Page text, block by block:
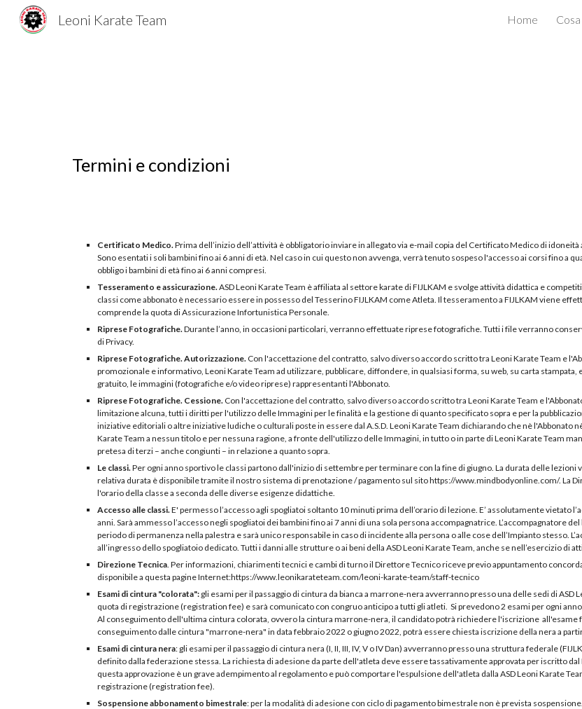
Skip
Leoni Karate Team Home
Termini e condizioni
Certificato Medico.Prima dell’inizio dell’attività è obbligatorio inviare in allegato via e-mail copia del Certificato Medico di
Sono esentati i soli bambini fino ai 6 anni di età. Nel caso in cui questo non avvenga, verrà tenuto sospeso l'accesso ai corsi fino a
obbligo i bambini di età fino ai 6 anni compresi.
Tesseramento e assicurazione.ASD Leoni Karate Team è affiliata al settore karate di FIJLKAM e svolge attività didattica e
classi come abbonato è necessario essere in possesso del Tesserino FIJLKAM come Atleta. Il tesseramento a FIJLKAM viene
comprende la quota di Assicurazione Infortunistica Personale.
Riprese Fotografiche.Durante l’anno, in occasioni particolari, verranno effettuate riprese fotografiche. Tutti i file verranno
di Privacy.
Riprese Fotografiche. Autorizzazione. Con l'accettazione del contratto, salvo diverso accordo scritto tra Leoni Karate Team e
promozionale e informativo, Leoni Karate Team ad utilizzare, pubblicare, diffondere, in qualsiasi forma, su web, su carta
gratuito, le immagini (fotografiche e/o video riprese) rappresentanti l'Abbonato.
Riprese Fotografiche. Cessione.Con l'accettazione del contratto, salvo diverso accordo scritto tra Leoni Karate Team e
limitazione alcuna, tutti i diritti per l'utilizzo delle Immagini per le finalità e la gestione di quanto specificato sopra e per la
iniziative editoriali o altre iniziative ludiche o culturali poste in essere dal A.S.D. Leoni Karate Team dichiarando che nè l'Abbonato
Karate Team a nessun titolo e per nessuna ragione, a fronte dell'utilizzo delle Immagini, in tutto o in parte di Leoni Karate Team
pretesa di terzi – anche congiunti – in relazione a quanto sopra.
Le classi.Per ogni anno sportivo le classi partono dall'inizio di settembre per terminare con la fine di giugno. La durata delle lezioni
relativa durata è disponibile tramite il nostro sistema di prenotazione / pagamento sul sito https://www.mindbodyonline.com/. La
l'orario della classe a seconda delle diverse esigenze didattiche.
Accesso alle classi.E' permesso l’accesso agli spogliatoi soltanto 10 minuti prima dell’orario di lezione. E’ assolutamente vietato
anni. Sarà ammesso l’accesso negli spogliatoi dei bambini fino ai 7 anni di una sola persona accompagnatrice. L’accompagnatore
periodo di permanenza nella palestra e sarà unico responsabile in caso di incidente alla persona o alle cose dell’Impianto stesso.
all’ingresso dello spogliatoio dedicato. Tutti i danni alle strutture o ai beni della ASD Leoni Karate Team, anche se nell’esercizio di
Direzione Tecnica. Per informazioni, chiarimenti tecnici e cambi di turno il Direttore Tecnico riceve previo appuntamento
disponibile a questa pagine Internet:https://www.leonikarateteam.com/leoni-karate-team/staff-tecnico
Esami di cintura "colorata":gli esami per il passaggio di cintura da bianca a marrone-nera avverranno presso una delle sedi di
quota di registrazione (registration fee) e sarà comunicato con congruo anticipo a tutti gli atleti. Si prevedono 2 esami per ogni
Al conseguimento dell'ultima cintura colorata, ovvero la cintura marrone-nera, il candidato potrà richiedere l'iscrizione all'esame
conseguimento dalle cintura "marrone-nera" in data febbraio 2022 o giugno 2022, potrà essere chiesta iscrizione della nera a
Esami di cintura nera: gli esami per il passaggio di cintura nera (I, II, III, IV, V o IV Dan) avverranno presso una struttura federale
definito dalla federazione stessa. La richiesta di adesione da parte dell'atleta deve essere tassativamente approvata per iscritto
questa approvazione è un grave adempimento al regolamento e può comportare l'espulsione dell'atleta dalla ASD Leoni Karate
registrazione (registration fee).
Sospensione abbonamento bimestrale: per la modalità di adesione con ciclo di pagamento bimestrale non è prevista